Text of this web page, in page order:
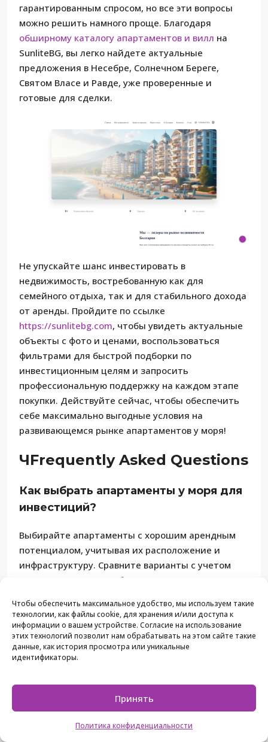
Чтобы обеспечить максимальное удобство, мы используем такие
технологии, как файлы cookie, для хранения и/или доступа к
информации о вашем устройстве. Согласие на использование
этих технологий позволит нам обрабатывать на этом сайте такие
данные, как история просмотра или уникальные
идентификаторы.
Принять
Политика конфиденциальности
гарантированным спросом, но все эти вопросы
можно решить намного проще. Благодаря
обширному каталогу апартаментов и вилл на
SunliteBG, вы легко найдете актуальные
предложения в Несебре, Солнечном Береге,
Святом Власе и Равде, уже проверенные и
готовые для сделки.
Не упускайте шанс инвестировать в
недвижимость, востребованную как для
семейного отдыха, так и для стабильного дохода
от аренды. Пройдите по ссылке
https://sunlitebg.com, чтобы увидеть актуальные
объекты с фото и ценами, воспользоваться
фильтрами для быстрой подборки по
инвестиционным целям и запросить
профессиональную поддержку на каждом этапе
покупки. Действуйте сейчас, чтобы обеспечить
себе максимально выгодные условия на
развивающемся рынке апартаментов у моря!
ЧFrequently Asked Questions
Как выбрать апартаменты у моря для
инвестиций?
Выбирайте апартаменты с хорошим арендным
потенциалом, учитывая их расположение и
инфраструктуру. Сравните варианты с учетом
критериев, таких как близость к пляжу и наличие
Какие документации необходимы для
покупки апартаментов у моря?
правильные правоустанавливающие документы,
такие как свидетельство о праве собственности
и кадастровый план. Проверьте их перед
покупкой, чтобы избежать каких-либо правовых